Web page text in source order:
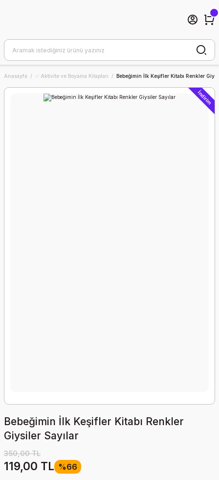
Anasayfa ✅ Aktivite ve Boyama Kitapları Bebeğimin İlk Keşifler Kitabı Renkler
İndirim
Bebeğimin İlk Keşifler Kitabı Renkler
Giysiler Sayılar
350,00 TL
119,00 TL %66